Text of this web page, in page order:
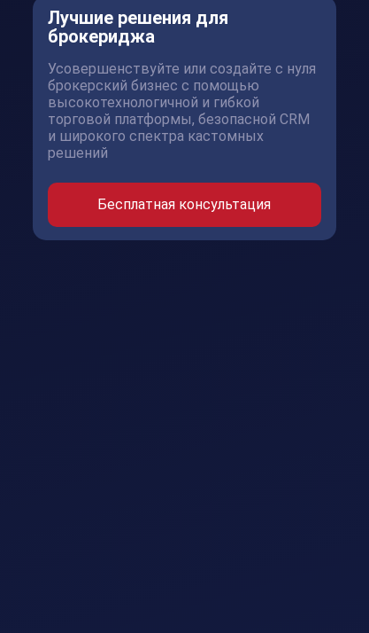
Лучшие решения для
брокериджа
Усовершенствуйте или создайте с нуля
брокерский бизнес с помощью
высокотехнологичной и гибкой
торговой платформы, безопасной CRM
и широкого спектра кастомных
решений
Бесплатная консультация